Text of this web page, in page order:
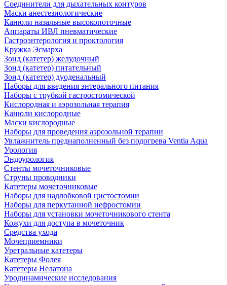
Соединители для дыхательных контуров
Маски анестезиологические
Канюли назальные высокопоточные
Аппараты ИВЛ пневматические
Гастроэнтерология и проктология
Кружка Эсмарха
Зонд (катетер) желудочный
Зонд (катетер) питательный
Зонд (катетер) дуоденальный
Наборы для введения энтерального питания
Наборы с трубкой гастростомической
Кислородная и аэрозольная терапия
Канюли кислородные
Маски кислородные
Наборы для проведения аэрозольной терапии
Увлажнитель преднаполненный без подогрева Ventia Aqua
Урология
Эндоурология
Стенты мочеточниковые
Струны проводники
Катетеры мочеточниковые
Наборы для надлобковой цистостомии
Наборы для перкутанной нефростомии
Наборы для установки мочеточникового стента
Кожухи для доступа в мочеточник
Средства ухода
Мочеприемники
Уретральные катетеры
Катетеры Фолея
Катетеры Нелатона
Уродинамические исследования